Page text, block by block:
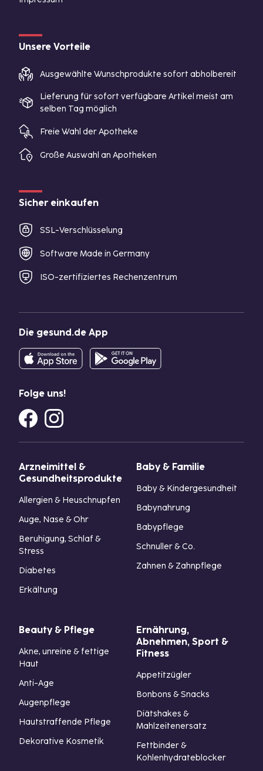
Unsere Vorteile
Ausgewählte Wunschprodukte sofort abholbereit
Lieferung für sofort verfügbare Artikel meist am
selben Tag möglich
Freie Wahl der Apotheke
Große Auswahl an Apotheken
Sicher einkaufen
SSL-Verschlüsselung
Software Made in Germany
ISO-zertifiziertes Rechenzentrum
Die gesund.de App
Folge uns!
Arzneimittel &
Gesundheitsprodukte
Allergien & Heuschnupfen
Auge, Nase & Ohr
Beruhigung, Schlaf &
Stress
Diabetes
Erkältung
Baby & Familie
Baby & Kindergesundheit
Babynahrung
Babypflege
Schnuller & Co.
Zahnen & Zahnpflege
Beauty & Pflege
Akne, unreine & fettige
Haut
Anti-Age
Augenpflege
Hautstraffende Pflege
Dekorative Kosmetik
Ernährung,
Abnehmen, Sport &
Fitness
Appetitzügler
Bonbons & Snacks
Diätshakes &
Mahlzeitenersatz
Fettbinder &
Kohlenhydrateblocker